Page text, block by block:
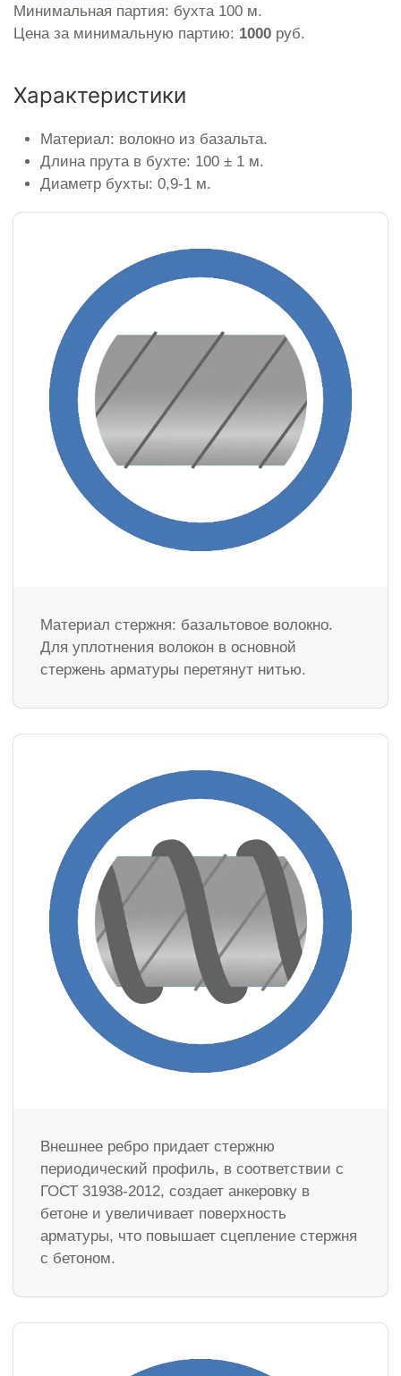
Минимальная партия: бухта 100 м.
Цена за минимальную партию: 1000 руб.
Характеристики
Материал: волокно из базальта.
Длина прута в бухте: 100 ± 1 м.
Диаметр бухты: 0,9-1 м.
Материал стержня: базальтовое волокно.
Для уплотнения волокон в основной
стержень арматуры перетянут нитью.
Внешнее ребро придает стержню
периодический профиль, в соответствии с
ГОСТ 31938-2012, создает анкеровку в
бетоне и увеличивает поверхность
арматуры, что повышает сцепление стержня
с бетоном.